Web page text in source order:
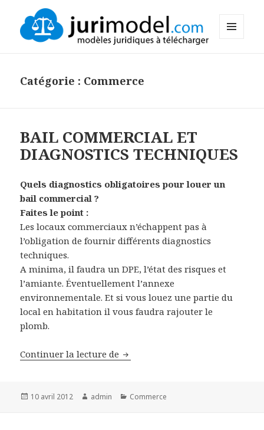
Catégorie : Commerce
BAIL COMMERCIAL ET
DIAGNOSTICS TECHNIQUES
Quels diagnostics obligatoires pour louer un
bail commercial ?
Faites le point :
Les locaux commerciaux n’échappent pas à
l’obligation de fournir différents diagnostics
techniques.
A minima, il faudra un DPE, l’état des risques et
l’amiante. Éventuellement l’annexe
environnementale. Et si vous louez une partie du
local en habitation il vous faudra rajouter le
plomb.
Continuer la lecture de BAIL COMMERCIAL ET
Publié
10 avril 2012 Auteur
admin Catégories
Commerce